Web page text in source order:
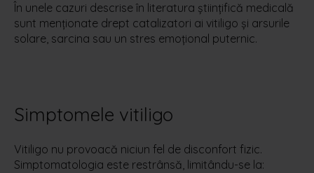
În unele cazuri descrise în literatura ştiinţifică medicală
sunt menţionate drept catalizatori ai vitiligo și arsurile
solare, sarcina sau un stres emoţional puternic.
Simptomele vitiligo
Vitiligo nu provoacă niciun fel de disconfort fizic.
Simptomatologia este restrânsă, limitându-se la: